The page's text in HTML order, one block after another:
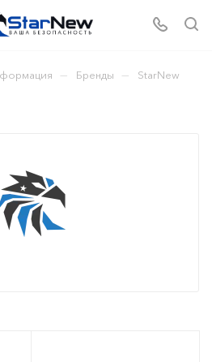
— Бренды — StarNew